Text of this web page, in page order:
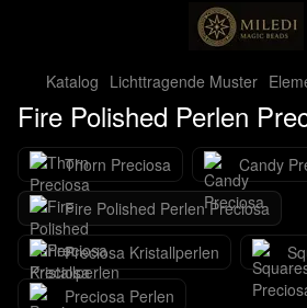
Katalog Lichttragende Muster
Fire Polished Perlen
Thorn Preciosa
Candy
Fire Polished Perlen Preciosa
Preciosa Kristallperlen
Preciosa Perlen